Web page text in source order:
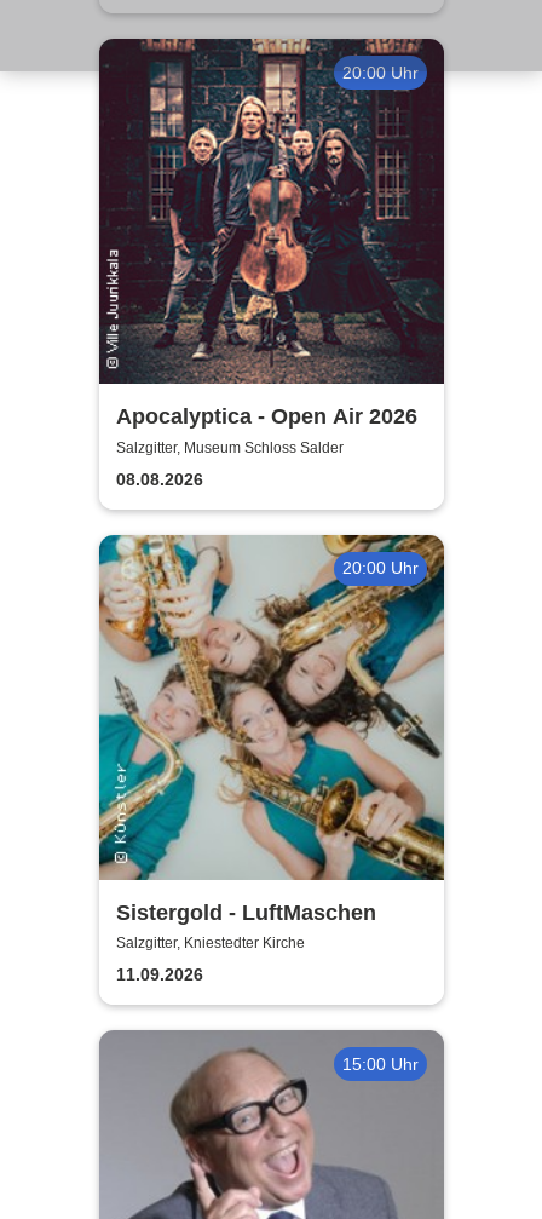
20:00 Uhr
Apocalyptica - Open Air 2026
Salzgitter, Museum Schloss Salder
08.08.2026
20:00 Uhr
Sistergold - LuftMaschen
Salzgitter, Kniestedter Kirche
11.09.2026
15:00 Uhr